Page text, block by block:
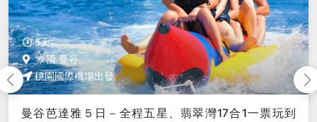
5天
泰國 曼谷
桃園國際機場出發
曼谷芭達雅５日－全程五星、翡翠灣17合1一票玩到